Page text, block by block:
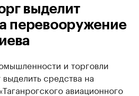
выделит
перевооружение
и торговли
средства на
авиационного